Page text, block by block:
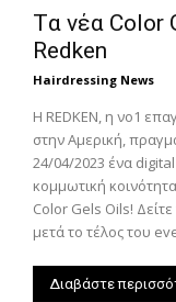
Tα νέα Color
Redken
Hairdressing News
H REDKEN, η νο1
στην Αμερική,
24/04/2023 ένα
κομμωτική
Color Gels Oils!
μετά το τέλος του
Διαβάστε